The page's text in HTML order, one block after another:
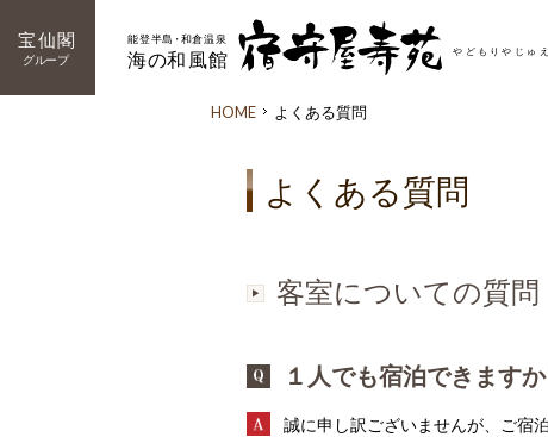
HOME よくある質問
よくある質問
客室についての質問
１人でも宿泊できますか
誠に申し訳ございませんが、ご宿